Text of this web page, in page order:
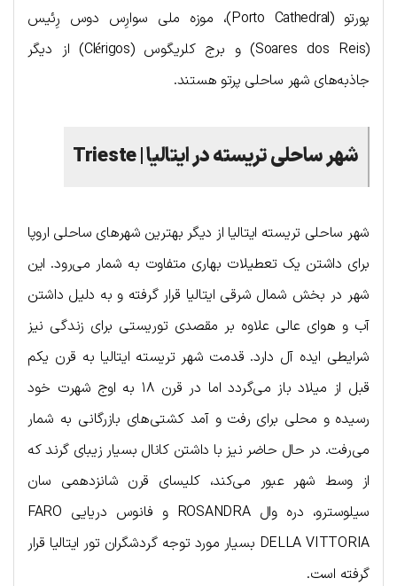
پورتو (Porto Cathedral)، موزه ملی سوارِس دوس رِئیس
(Soares dos Reis) و برج کلریگوس (Clérigos) از دیگر
جاذبه‌های شهر ساحلی پرتو هستند.
شهر ساحلی تریسته در ایتالیا | Trieste
شهر ساحلی تریسته ایتالیا از دیگر بهترین شهرهای ساحلی اروپا
برای داشتن یک تعطیلات بهاری متفاوت به شمار می‌رود. این
شهر در بخش شمال شرقی ایتالیا قرار گرفته و به دلیل داشتن
آب و هوای عالی علاوه بر مقصدی توریستی برای زندگی نیز
شرایطی ایده آل دارد. قدمت شهر تریسته ایتالیا به قرن یکم
قبل از میلاد باز می‌گردد اما در قرن ۱۸ به اوج شهرت خود
رسیده و محلی برای رفت و آمد کشتی‌های بازرگانی به شمار
می‌رفت. در حال حاضر نیز با داشتن کانال بسیار زیبای گرند که
از وسط شهر عبور می‌کند، کلیسای قرن شانزدهمی سان
سیلوسترو، دره وال ROSANDRA و فانوس دریایی FARO
DELLA VITTORIA بسیار مورد توجه گردشگران تور ایتالیا قرار
گرفته است.